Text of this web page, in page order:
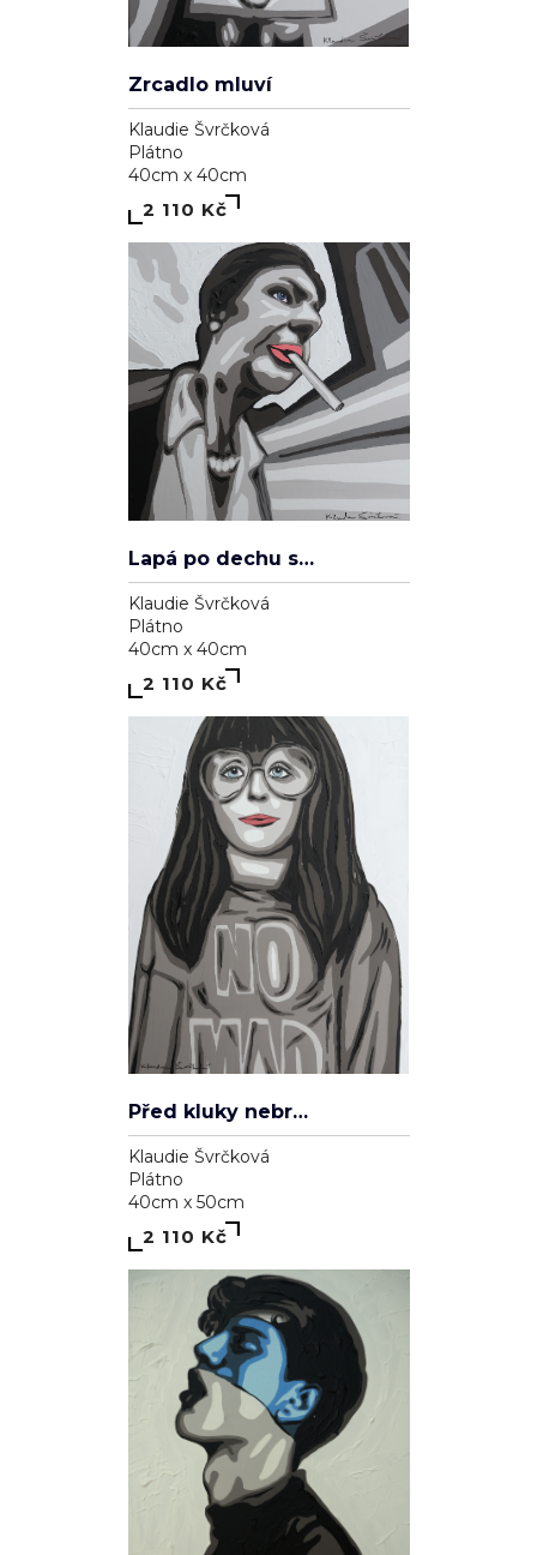
Zrcadlo mluví
Klaudie Švrčková
Plátno
40cm x 40cm
2 110 Kč
Lapá po dechu skrz zničené plíce
Klaudie Švrčková
Plátno
40cm x 40cm
2 110 Kč
Před kluky nebrečím
Klaudie Švrčková
Plátno
40cm x 50cm
2 110 Kč